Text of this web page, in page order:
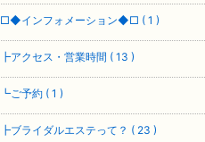
□◆インフォメーション◆□ ( 1 )
┣アクセス・営業時間 ( 13 )
┗ご予約 ( 1 )
┣ブライダルエステって？ ( 23 )